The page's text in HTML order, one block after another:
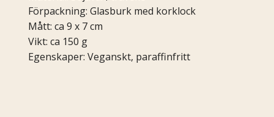
Förpackning: Glasburk med korklock
Mått: ca 9 x 7 cm
Vikt: ca 150 g
Egenskaper: Veganskt, paraffinfritt